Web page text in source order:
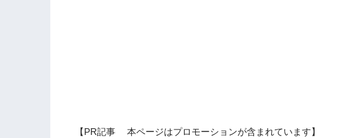
【PR記事 本ページはプロモーションが含まれています】